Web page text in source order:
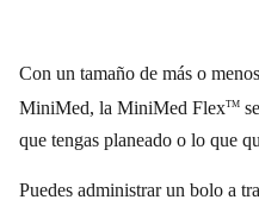
Con un tamaño de más o
MiniMed, la MiniMed FlexTM
que tengas planeado o lo que
Puedes administrar un bolo a